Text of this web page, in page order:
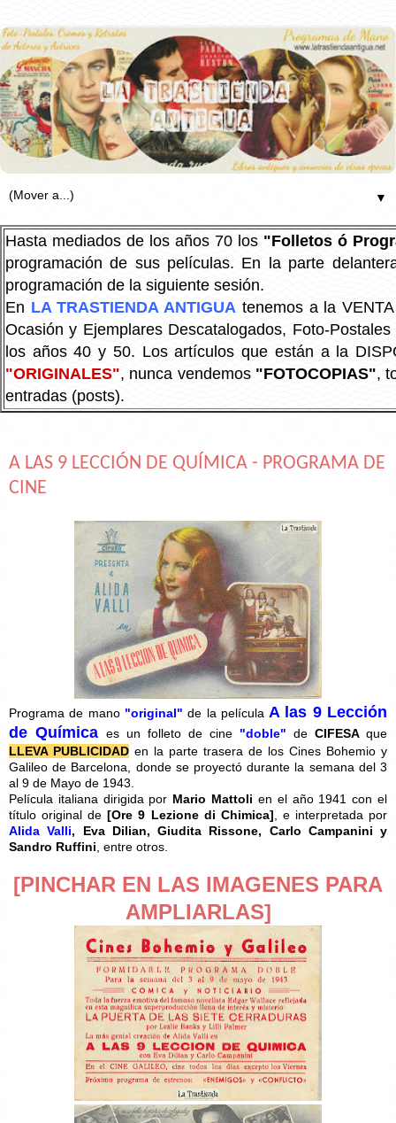
▼
Hasta mediados de los años 70 los "Folletos ó
programación de sus películas. En la parte
programación de la siguiente sesión.
En LA TRASTIENDA ANTIGUA tenemos a la
Ocasión y Ejemplares Descatalogados, Foto-
los años 40 y 50. Los artículos que están a la
"ORIGINALES", nunca vendemos "FOTOCOPIAS",
entradas (posts).
A LAS 9 LECCIÓN DE QUÍMICA - PROGRAMA DE
CINE
Programa de mano "original" de la película A las 9 Lección
de Química es un folleto de cine "doble" de CIFESA que
LLEVA PUBLICIDAD en la parte trasera de los Cines Bohemio y
Galileo de Barcelona, donde se proyectó durante la semana del 3
al 9 de Mayo de 1943.
Película italiana dirigida por Mario Mattoli en el año 1941 con el
título original de[Ore 9 Lezione di Chimica] , e interpretada por
Alida Valli, Eva Dilian, Giudita Rissone, Carlo Campanini y
Sandro Ruffini , entre otros.
[PINCHAR EN LAS IMAGENES PARA
AMPLIARLAS]